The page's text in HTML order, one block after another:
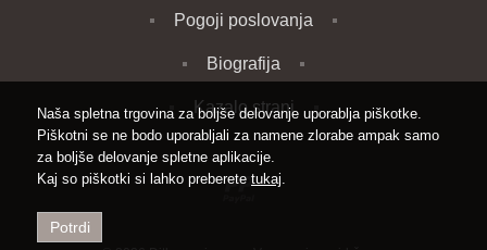
Pogoji poslovanja
Biografija
Kazalo strani
Naša spletna trgovina za boljše delovanje uporablja piškotke.
Piškotni se ne bodo uporabljali za namene zlorabe ampak samo
za boljše delovanje spletne aplikacije.
Kaj so piškotki si lahko preberete tukaj.
Potrdi